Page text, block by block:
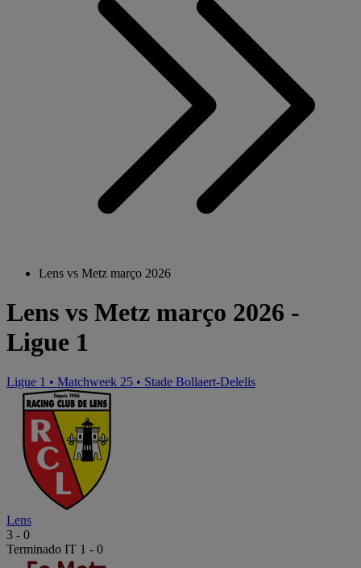
Lens vs Metz março 2026
Lens vs Metz março 2026 -
Ligue 1
Ligue 1 • Matchweek 25 • Stade Bollaert-Delelis
Lens
3 - 0
Terminado IT 1 - 0